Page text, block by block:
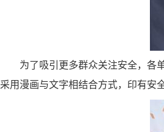
为了吸引更多群众关注安全，各
采用漫画与文字相结合方式，印有安